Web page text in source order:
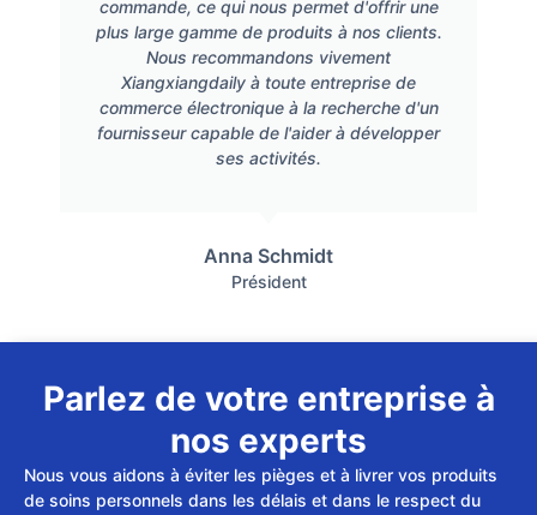
commande, ce qui nous permet d'offrir une
plus large gamme de produits à nos clients.
Nous recommandons vivement
Xiangxiangdaily à toute entreprise de
commerce électronique à la recherche d'un
fournisseur capable de l'aider à développer
ses activités.
Anna Schmidt
Président
Parlez de votre entreprise à
nos experts
Nous vous aidons à éviter les pièges et à livrer vos produits
de soins personnels dans les délais et dans le respect du